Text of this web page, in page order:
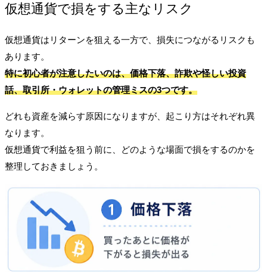
仮想通貨で損をする主なリスク
仮想通貨はリターンを狙える一方で、損失につながるリスクも
あります。
特に初心者が注意したいのは、価格下落、詐欺や怪しい投資
話、取引所・ウォレットの管理ミスの3つです。
どれも資産を減らす原因になりますが、起こり方はそれぞれ異
なります。
仮想通貨で利益を狙う前に、どのような場面で損をするのかを
整理しておきましょう。